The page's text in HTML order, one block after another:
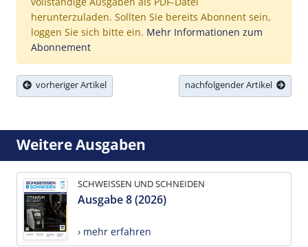
herunterzuladen. Sollten Sie bereits Abonnent sein,
loggen Sie sich bitte ein. Mehr Informationen zum
Abonnement
vorheriger Artikel nachfolgender Artikel
Weitere Ausgaben
SCHWEISSEN UND SCHNEIDEN
Ausgabe 8 (2026)
› mehr erfahren